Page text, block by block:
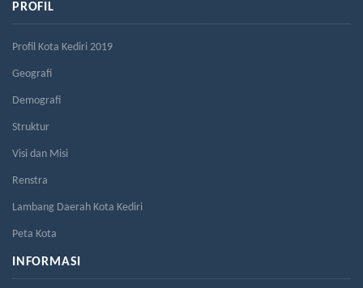
PROFIL
Profil Kota Kediri 2019
Geografi
Demografi
Struktur
Visi dan Misi
Renstra
Lambang Daerah Kota Kediri
Peta Kota
INFORMASI